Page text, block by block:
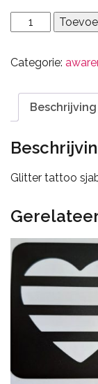
intersex
aantal
Categorie:
Beschrijving
Glitter tattoo